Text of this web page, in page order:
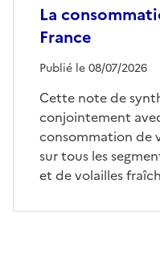
La
France
Publié le 08/07/2026
Cette note de
conjointement
consommation de
sur tous les
et de volailles